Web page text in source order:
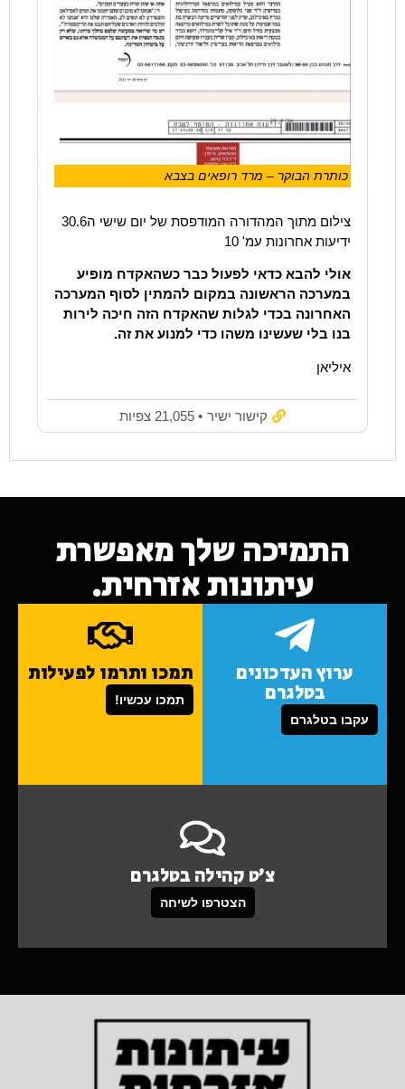
כותרת הבוקר – מרד רופאים בצבא
צילום מתוך המהדורה המודפסת של יום שישי ה30.6
ידיעות אחרונות עמ' 10
אולי להבא כדאי לפעול כבר כשהאקדח מופיע
במערכה הראשונה במקום להמתין לסוף המערכה
האחרונה בכדי לגלות שהאקדח הזה חיכה לירות
בנו בלי שעשינו משהו כדי למנוע את זה.
איליאן
קישור ישיר • 21,055 צפיות
התמיכה שלך מאפשרת
עיתונות אזרחית.
ערוץ העדכונים
בטלגרם
עקבו בטלגרם
תמכו ותרמו לפעילות
תמכו עכשיו!
צ'ט קהילה בטלגרם
הצטרפו לשיחה